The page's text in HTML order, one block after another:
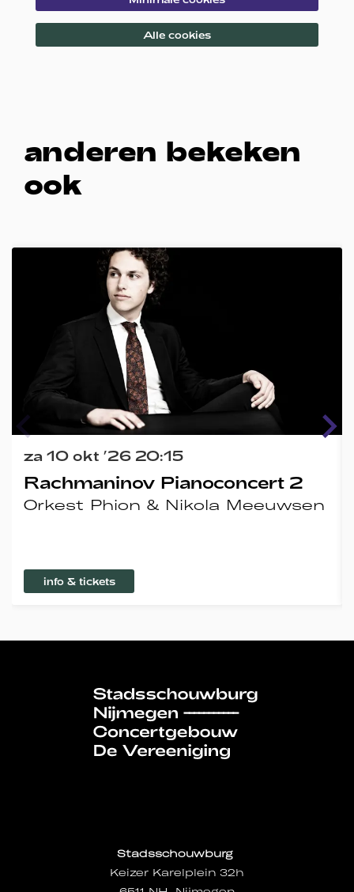
Alle cookies
anderen bekeken
ook
Rachmaninov Pianoconcert 2
Orkest Phion & Nikola Meeuwsen
za 10 okt ’26 20:15
info & tickets
Stadsschouwburg
Keizer Karelplein 32h